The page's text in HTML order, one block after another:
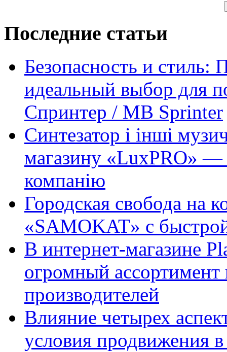
Последние статьи
Безопасность и
идеальный выбор для
Спринтер / MB Sprinter
Синтезатор і інші
магазину «LuxPRO» —
компанію
Городская свобода на
«SAMOKAT» с
В интернет-магазине
огромный ассортимент
производителей
Влияние четырех
условия продвижения